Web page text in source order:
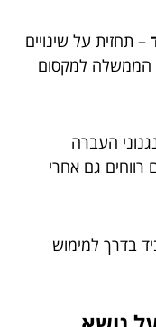
– תחזית על שינויים
הממשלה למקסום
העברה
רווחים גם אחרי
בדרך למימוש